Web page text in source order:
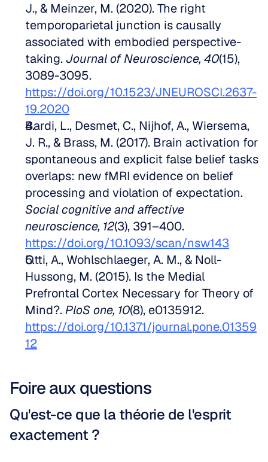
J., & Meinzer, M. (2020). The right
temporoparietal junction is causally
associated with embodied perspective-
taking. Journal of Neuroscience, 40(15),
https://doi.org/10.1523/JNEUROSCI.2637-
19.2020
Bardi, L., Desmet, C., Nijhof, A., Wiersema,
J. R., & Brass, M. (2017). Brain activation for
spontaneous and explicit false belief tasks
overlaps: new fMRI evidence on belief
Social cognitive and affective
neuroscience, 12
https://doi.org/10.1093/scan/nsw143
Otti, A., Wohlschlaeger, A. M., & Noll-
Hussong, M. (2015). Is the Medial
Prefrontal Cortex Necessary for Theory of
Mind?. PloS one, 10
https://doi.org/10.1371/journal.pone.01359
12
Foire aux questions
Qu'est-ce que la théorie de l'esprit
exactement ?